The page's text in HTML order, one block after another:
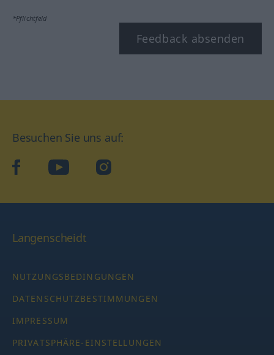
*Pflichtfeld
Feedback absenden
Besuchen Sie uns auf:
facebookYouTube Instagram
Langenscheidt
NUTZUNGSBEDINGUNGEN
DATENSCHUTZBESTIMMUNGEN
IMPRESSUM
PRIVATSPHÄRE-EINSTELLUNGEN